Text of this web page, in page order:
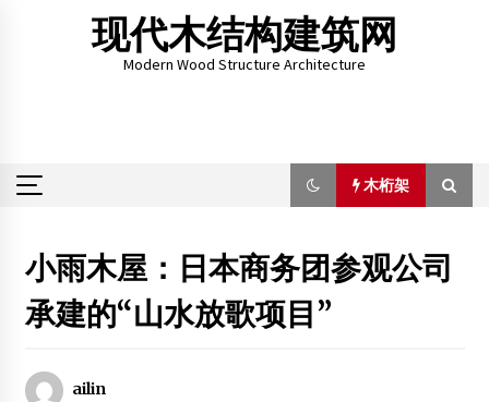
现代木结构建筑网
Modern Wood Structure Architecture
木桁架
江苏竹木结构专业委员会年会暨国际木结构技术研讨会在苏
州举行
中国现代木结构建筑推广启动 倡导低碳节能
小雨木屋：日本商务团参观公司
承建的“山水放歌项目”
ailin